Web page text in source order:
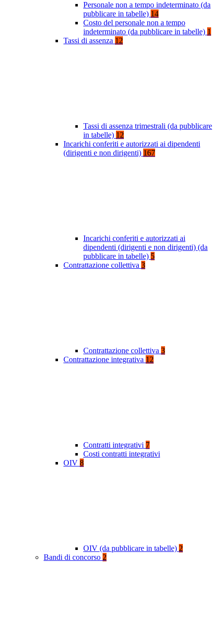
Personale non a tempo indeterminato (da
pubblicare in tabelle) 14
Costo del personale non a tempo
indeterminato (da pubblicare in tabelle) 1
Tassi di assenza 12
Tassi di assenza trimestrali (da pubblicare
in tabelle) 12
Incarichi conferiti e autorizzati ai dipendenti
(dirigenti e non dirigenti) 167
Incarichi conferiti e autorizzati ai
dipendenti (dirigenti e non dirigenti) (da
pubblicare in tabelle) 5
Contrattazione collettiva 3
Contrattazione collettiva 3
Contrattazione integrativa 12
Contratti integrativi 7
Costi contratti integrativi
OIV 8
OIV (da pubblicare in tabelle) 2
Bandi di concorso 2